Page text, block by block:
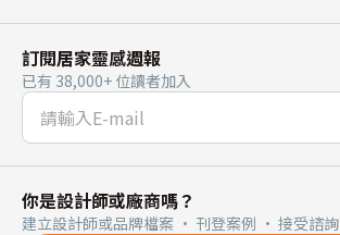
訂閱居家靈感週報
已有 38,000+ 位讀者加入
你是設計師或廠商嗎？
建立設計師或品牌檔案 · 刊登案例 · 接受諮詢